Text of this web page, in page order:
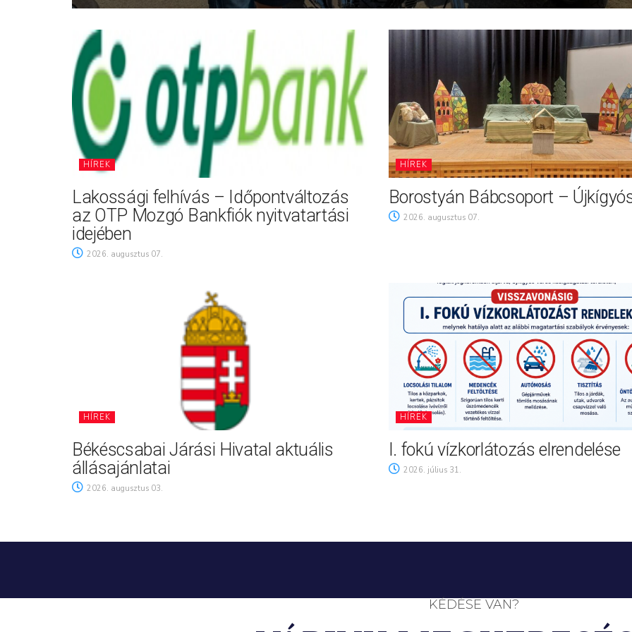
HÍREK
Lakossági felhívás – Időpontváltozás
az OTP Mozgó Bankfiók nyitvatartási
idejében
2026. augusztus 07.
HÍREK
Borostyán Bábcsoport –
2026. augusztus 07.
HÍREK
Békéscsabai Járási Hivatal aktuális
állásajánlatai
2026. augusztus 03.
HÍREK
I. fokú vízkorlátozás elrendelése
2026. július 31.
KÉDÉSE VAN?